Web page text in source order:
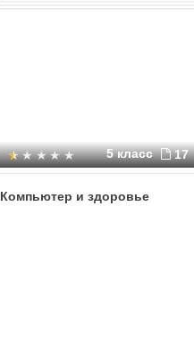
5 класс 17
Компьютер и здоровье